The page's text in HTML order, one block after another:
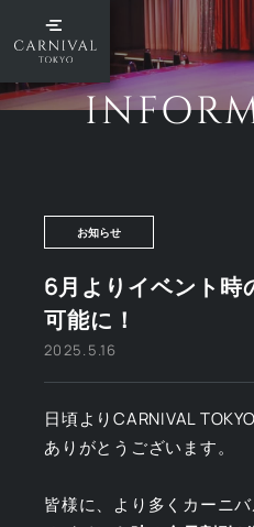
お知らせ
6月よりイベント時
可能に！
2025.5.16
日頃よりCARNIVAL
ありがとうございます。
皆様に、より多くカーニ